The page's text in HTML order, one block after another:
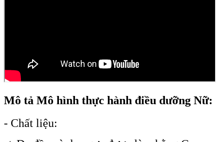
Mô tả Mô hình thực hành điều dưỡng Nữ:
- Chất liệu: